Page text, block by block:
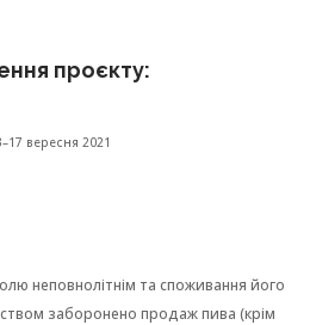
проєкту:
вересня 2021
неповнолітнім та споживання його
заборонено продаж пива (крім